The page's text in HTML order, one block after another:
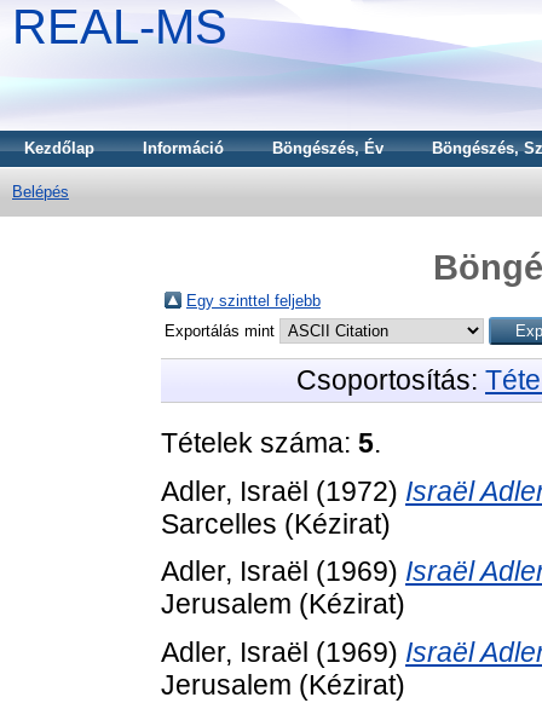
REAL-MS
Kezdőlap Információ Böngészés, Év Böngészés,
Belépés
Egy szinttel feljebb
Exportálás mint
Csoportosítás:
Tételek száma: 5.
Adler, Israël (1972) Israël
Sarcelles (Kézirat)
Adler, Israël (1969) Israël
Jerusalem (Kézirat)
Adler, Israël (1969) Israël
Jerusalem (Kézirat)